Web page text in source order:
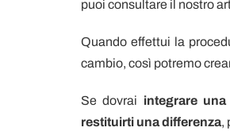
puoi consultare il nostro
Quando effettui la
cambio, così potremo
Se dovrai integrare
restituirti una differenza,